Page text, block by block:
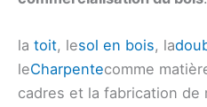
la toit, lesol en bois, la
leCharpentecomme
cadres et la fabrication de